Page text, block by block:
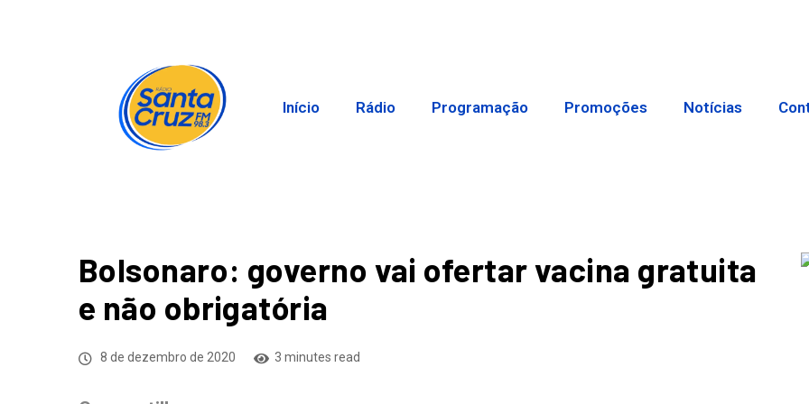
Início Rádio Programação Promoções Notícias
Bolsonaro: governo vai ofertar vacina gratuita
e não obrigatória
8 de dezembro de 2020 3 minutes read